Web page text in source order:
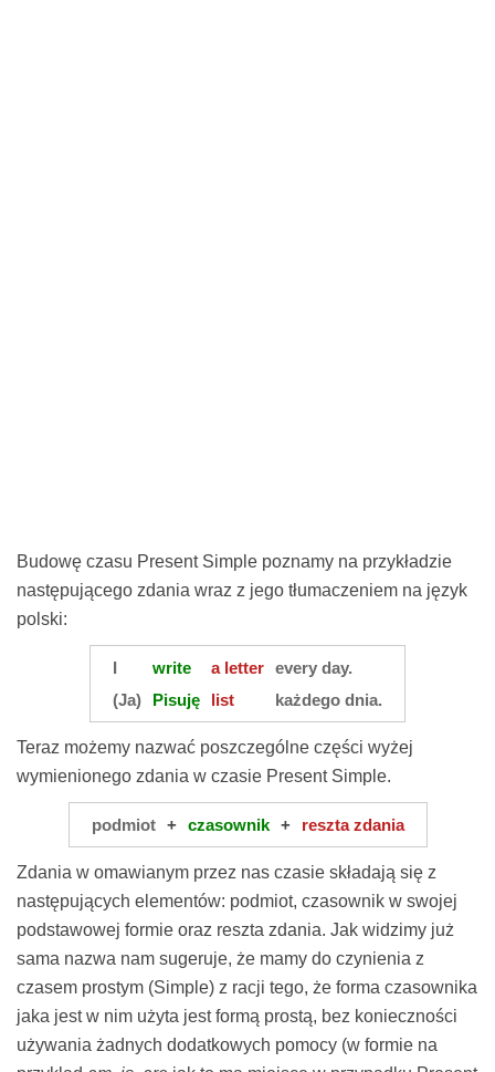
Budowę czasu Present Simple poznamy na przykładzie
następującego zdania wraz z jego tłumaczeniem na język
polski:
I write a letter every day.
(Ja)
Pisuję list każdego dnia.
Teraz możemy nazwać poszczególne części wyżej
wymienionego zdania w czasie Present Simple.
podmiot + czasownik + reszta zdania
Zdania w omawianym przez nas czasie składają się z
następujących elementów: podmiot, czasownik w swojej
podstawowej formie oraz reszta zdania. Jak widzimy już
sama nazwa nam sugeruje, że mamy do czynienia z
czasem prostym (Simple) z racji tego, że forma czasownika
jaka jest w nim użyta jest formą prostą, bez konieczności
używania żadnych dodatkowych pomocy (w formie na